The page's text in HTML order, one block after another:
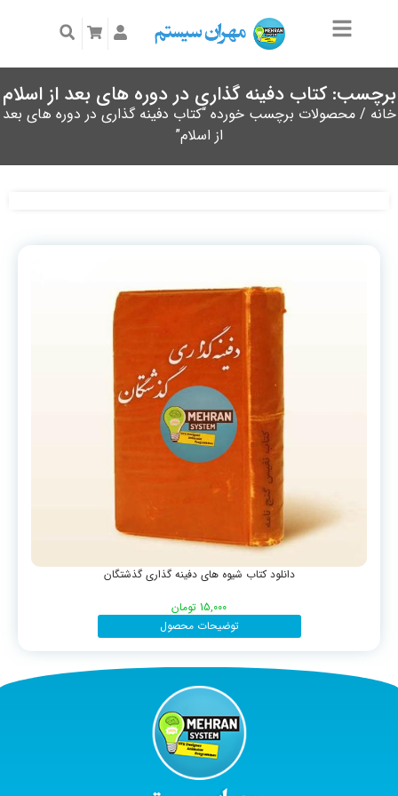
برچسب: کتاب دفینه گذاری در دوره های بعد از اسلام
خانه / محصولات برچسب خورده “کتاب دفینه گذاری در دوره های بعد
از اسلام”
دانلود کتاب شیوه های دفینه گذاری گذشتگان
15,000 تومان
توضیحات محصول